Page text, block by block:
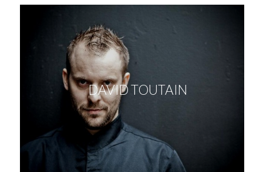
DAVID TOUTAIN